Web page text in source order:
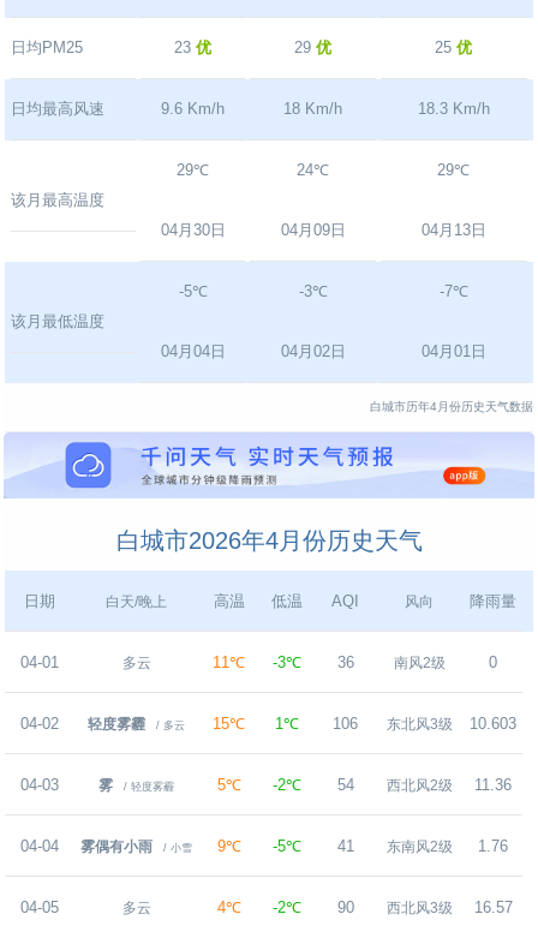
日均PM25 23优 29优 25优
日均最高风速 9.6 Km/h 18 Km/h 18.3 Km/h
该月最高温度
29℃
04月30日
24℃
04月09日
29℃
04月13日
该月最低温度
-5℃
04月04日
-3℃
04月02日
-7℃
04月01日
白城市历年4月份历史天气数据
白城市2026年4月份历史天气
日期 白天/晚上 高温 低温 AQI 风向 降雨量
04-01 多云 11℃ -3℃ 36 南风2级 0
04-02 轻度雾霾 / 多云 15℃ 1℃ 106 东北风3级 10.603
04-03 雾 / 轻度雾霾 5℃ -2℃ 54 西北风2级 11.36
04-04 雾偶有小雨 / 小雪 9℃ -5℃ 41 东南风2级 1.76
04-05 多云 4℃ -2℃ 90 西北风3级 16.57